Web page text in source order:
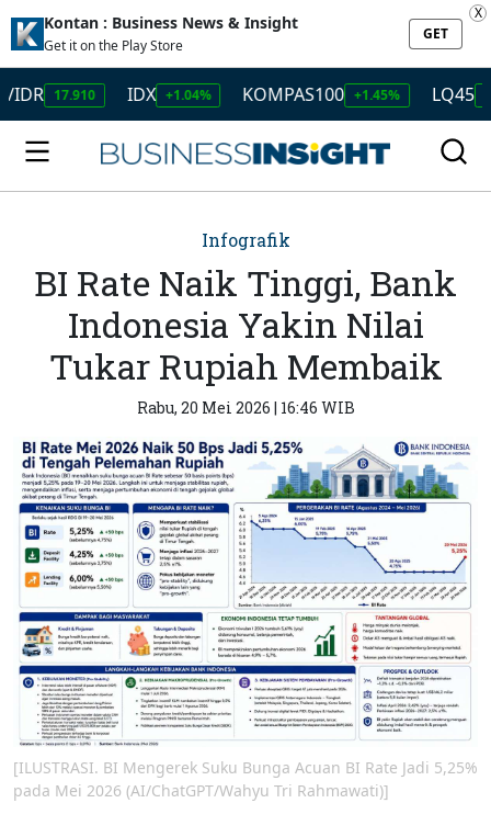
Kontan : Business News & Insight
Get it on the Play Store
GET
X
17.910 IDX +1.04% KOMPAS100 +1.45% LQ45 +1.50%
Infografik
BI Rate Naik Tinggi, Bank
Indonesia Yakin Nilai
Tukar Rupiah Membaik
Rabu, 20 Mei 2026 | 16:46 WIB
[ILUSTRASI. BI Mengerek Suku Bunga Acuan BI Rate Jadi 5,25%
pada Mei 2026 (AI/ChatGPT/Wahyu Tri Rahmawati)]